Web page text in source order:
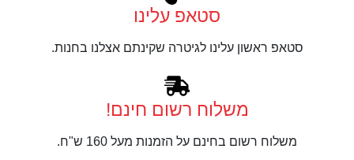
סטאפ עלינו
סטאפ ראשון עלינו לגיטרה שקינתם אצלנו בחנות.
משלוח רשום חינם!
משלוח רשום בחינם על הזמנות מעל 160 ש"ח.